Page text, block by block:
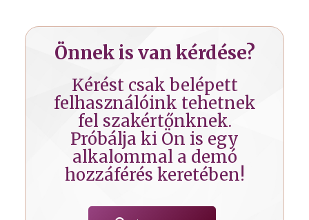
Önnek is van kérdése?
Kérést csak belépett
felhasználóink tehetnek
fel szakértőnknek.
Próbálja ki Ön is egy
alkalommal a demó
hozzáférés keretében!